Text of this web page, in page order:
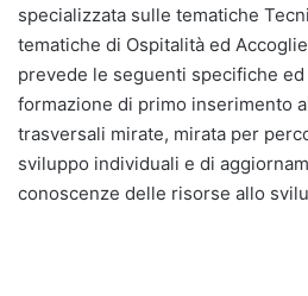
specializzata sulle tematiche
tematiche di Ospitalità ed
prevede le seguenti specifiche
formazione di primo inserimento
trasversali mirate, mirata per
sviluppo individuali e di
conoscenze delle risorse allo